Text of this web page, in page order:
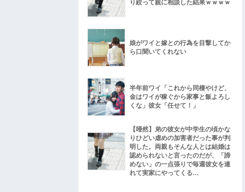
り絞って親に相談した結果ｗｗｗｗ
娘がワイと嫁との行為を目撃してか
ら口聞いてくれない
半年前ワイ「これから同棲やけど、
金はワイが稼ぐから家事と飯よろし
くな」彼女「任せて！」
【唖然】弟の彼女が中学生の頃かな
りひどい虐めの加害者だった事が判
明した。両親もそんな人とは結婚は
認められないと言ったのだが、「諦
めない」の一点張りで毎週彼女を連
れて実家にやってくる…